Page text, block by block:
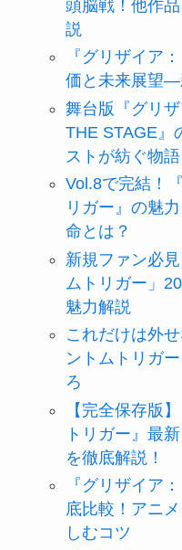
頭脳戦！他作
説
『グリザイア
価と未来展望―
舞台版『グリ
THE STAGE』
ストが紡ぐ物語
Vol.8で完結！
リガー』の魅
命とは？
新規ファン必
ムトリガー」
魅力解説
これだけは外
ントムトリガ
ろ
【完全保存版
トリガー』最
を徹底解説！
『グリザイア
底比較！アニ
しむコツ